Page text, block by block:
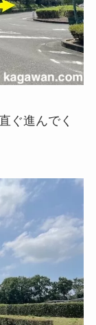
ぐ進んでく